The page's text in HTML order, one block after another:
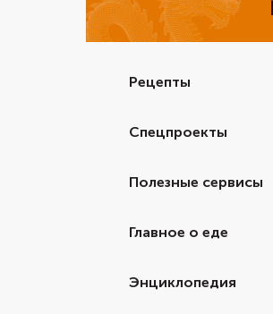
Рецепты
Спецпроекты
Полезные сервисы
Главное о еде
Энциклопедия